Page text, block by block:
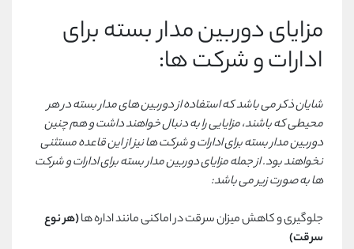
مزایای دوربین مدار بسته برای
ادارات و شرکت ها:
شایان ذکر می باشد که استفاده از دوربین های مدار بسته در هر
محیطی که باشند، مزایایی را به دنبال خواهند داشت و هم چنین
دوربین مدار بسته برای ادارات و شرکت ها نیز از این قاعده مستثنی
نخواهند بود. از جمله مزایای دوربین مدار بسته برای ادارات و شرکت
ها به صورت زیر می باشد:
جلوگیری و کاهش میزان سرقت در اماکنی مانند اداره ها(هر نوع
سرقت)